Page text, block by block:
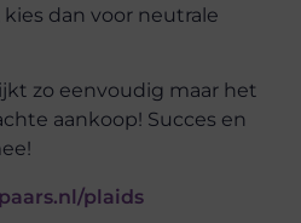
dan voor neutrale
zo eenvoudig maar het
aankoop! Succes en
plaids